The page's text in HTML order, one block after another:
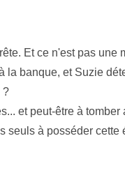
Et ce n'est pas une
la banque, et Suzie
?
et peut-être à
seuls à posséder cette